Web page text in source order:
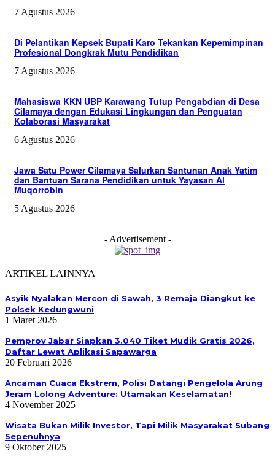
7 Agustus 2026
Di Pelantikan Kepsek Bupati Karo Tekankan Kepemimpinan
Profesional Dongkrak Mutu Pendidikan
7 Agustus 2026
Mahasiswa KKN UBP Karawang Tutup Pengabdian di Desa
Cilamaya dengan Edukasi Lingkungan dan Penguatan
Kolaborasi Masyarakat
6 Agustus 2026
Jawa Satu Power Cilamaya Salurkan Santunan Anak Yatim
dan Bantuan Sarana Pendidikan untuk Yayasan Al
Muqorrobin
5 Agustus 2026
- Advertisement -
ARTIKEL LAINNYA
Asyik Nyalakan Mercon di Sawah, 3 Remaja Diangkut ke
Polsek Kedungwuni
1 Maret 2026
Pemprov Jabar Siapkan 3.040 Tiket Mudik Gratis 2026,
Daftar Lewat Aplikasi Sapawarga
20 Februari 2026
Ancaman Cuaca Ekstrem, Polisi Datangi Pengelola Arung
Jeram Lolong Adventure: Utamakan Keselamatan!
4 November 2025
Wisata Bukan Milik Investor, Tapi Milik Masyarakat Subang
Sepenuhnya
9 Oktober 2025